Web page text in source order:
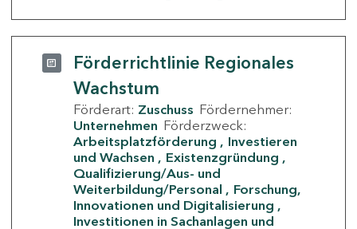
Förderrichtlinie Regionales
Wachstum
Förderart: Zuschuss Fördernehmer:
Unternehmen Förderzweck:
Arbeitsplatzförderung
Investieren
und Wachsen
Existenzgründung
Qualifizierung/Aus- und
Weiterbildung/Personal
Forschung,
Innovationen und Digitalisierung
Investitionen in Sachanlagen und